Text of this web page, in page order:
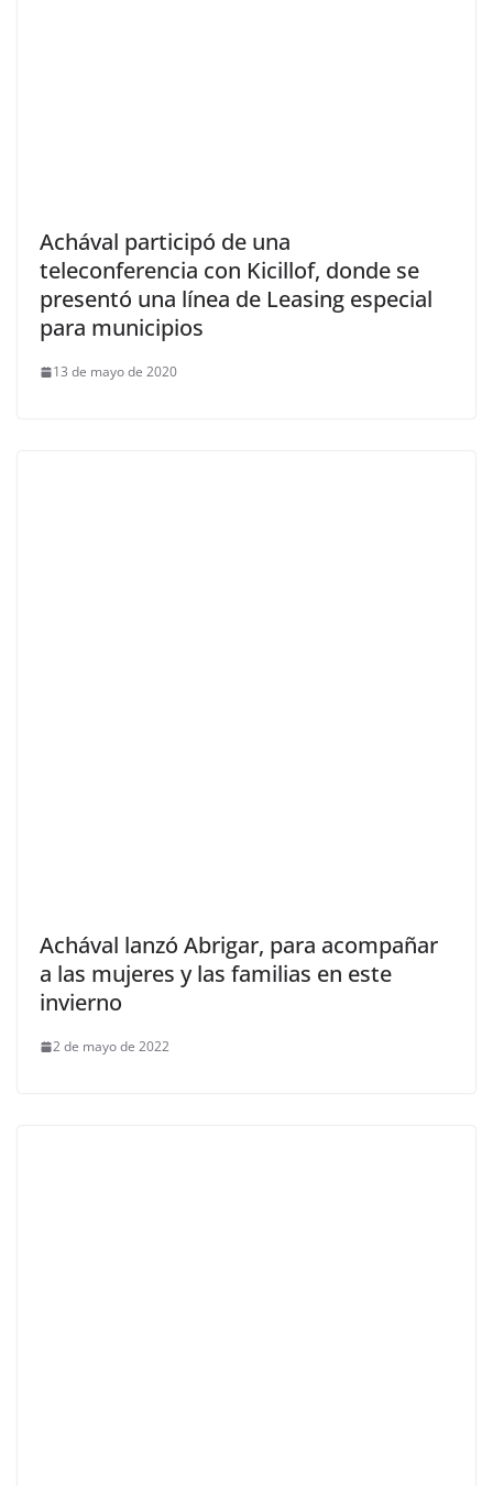
Achával participó de una
teleconferencia con Kicillof, donde se
presentó una línea de Leasing especial
para municipios
13 de mayo de 2020
Achával lanzó Abrigar, para acompañar
a las mujeres y las familias en este
invierno
2 de mayo de 2022